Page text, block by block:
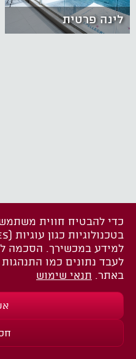
לינה פרטית
כדי להבטיח חווית
למידע במכשירך. הסכמה
לעבד נתונים כמו
באתר. תנאי שימוש